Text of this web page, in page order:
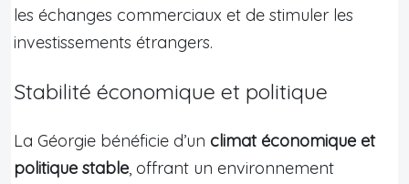
les échanges commerciaux et de stimuler les
investissements étrangers.
Stabilité économique et politique
La Géorgie bénéficie d’un climat économique et
politique stable, offrant un environnement